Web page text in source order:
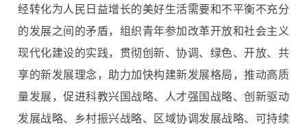
经转化为人民日益增长的美好生活需要和不平衡不充分
的发展之间的矛盾，组织青年参加改革开放和社会主义
现代化建设的实践，贯彻创新、协调、绿色、开放、共
享的新发展理念，助力加快构建新发展格局，推动高质
量发展，促进科教兴国战略、人才强国战略、创新驱动
发展战略、乡村振兴战略、区域协调发展战略、可持续